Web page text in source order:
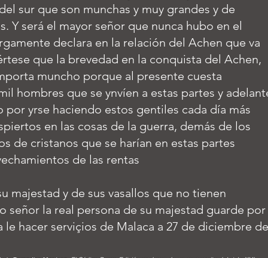
sur que son munchas y muy grandes y de
Y será el mayor señor que nunca hubo en el
declara en la relación del Achen que va
que la brevedad en la conquista del Achen,
muncho porque al presente cuesta
hombres que se ynvíen a estas partes y
por yrse haciendo estos gentiles cada día más
en las cosas de la guerra, demás de los
de cristanos que se harían en estas partes
de las rentas
majestad y de sus vasallos que no tienen
señor la real persona de su majestad guarde por
le hacer serviçios de Malaca a 27 de diciembre de